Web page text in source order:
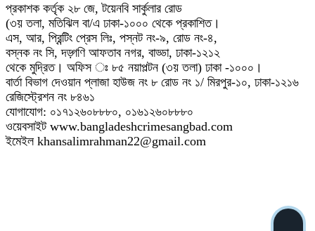
প্রকাশক কর্তৃক ২৮ জে, টয়েনবি সার্কুলার রোড
(৩য় তলা, মতিঝিল বা/এ ঢাকা-১০০০ থেকে প্রকাশিত।
এস, আর, প্রিন্টিং প্রেস লিঃ, পস্নট নং-৯, রোড নং-৪,
বস্নক নং সি, দড়্গণি আফতাব নগর, বাড্ডা, ঢাকা-১২১২
থেকে মুদ্রিত। অফিস ঃ ৮৫ নয়াপল্টন (৩য় তলা) ঢাকা -১০০০।
বার্তা বিভাগ দেওয়ান প্লাজা হাউজ নং ৮ রোড নং ১/ মিরপুর-১০, ঢাকা-১২১৬
রেজিস্ট্রেশন নং ৮৪৬১
যোগাযোগ: ০১৭১২৬০৮৮৮০, ০১৬১২৬০৮৮৮০
ওয়েবসাইট www.bangladeshcrimesangbad.com
ইমেইল khansalimrahman22@gmail.com